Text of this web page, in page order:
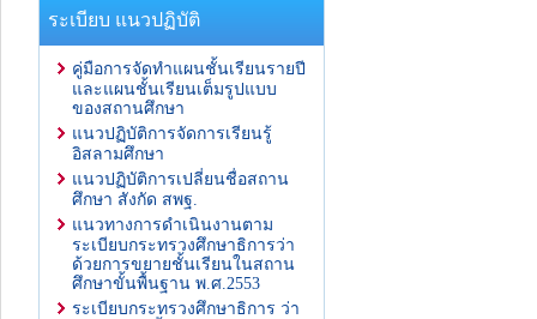
ระเบียบ แนวปฏิบัติ
คู่มือการจัดทำแผนชั้นเรียนรายปี
และแผนชั้นเรียนเต็มรูปแบบ
ของสถานศึกษา
แนวปฏิบัติการจัดการเรียนรู้
อิสลามศึกษา
แนวปฏิบัติการเปลี่ยนชื่อสถาน
ศึกษา สังกัด สพฐ.
แนวทางการดำเนินงานตาม
ระเบียบกระทรวงศึกษาธิการว่า
ด้วยการขยายชั้นเรียนในสถาน
ศึกษาขั้นพื้นฐาน พ.ศ.2553
ระเบียบกระทรวงศึกษาธิการ ว่า